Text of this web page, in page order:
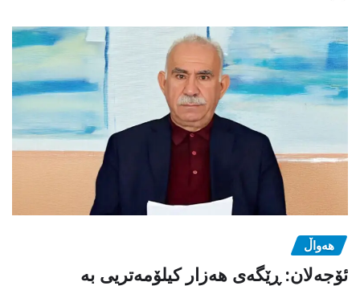
هەواڵ
ئۆجەلان: ڕێگەی هەزار کیلۆمەتریی بە